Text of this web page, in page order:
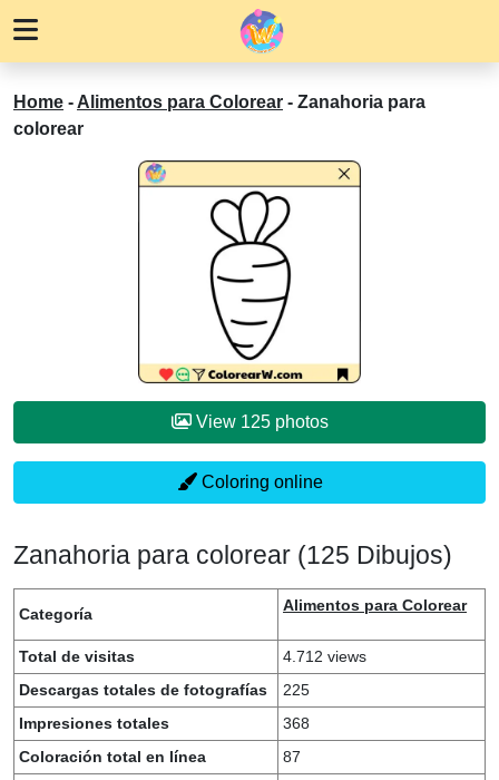
Home - Alimentos para Colorear - Zanahoria para
colorear
View 125 photos
Coloring online
Zanahoria para colorear (125 Dibujos)
Categoría Alimentos para Colorear
Total de visitas
4.712 views
Descargas totales de fotografías
225
Impresiones totales
368
Coloración total en línea
87